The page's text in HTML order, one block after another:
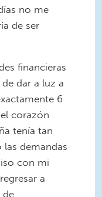
no me
de ser
financieras
dar a luz a
6
corazón
tenía tan
demandas
con mi
a
de